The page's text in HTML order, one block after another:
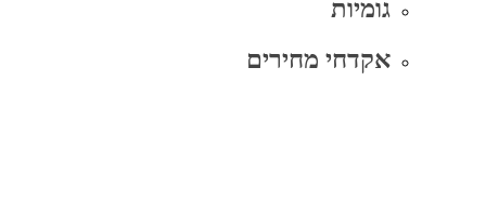
גומיות
אקדחי מחירים